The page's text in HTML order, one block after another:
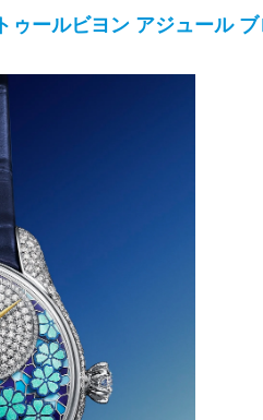
ゥールビヨン アジュール ブ